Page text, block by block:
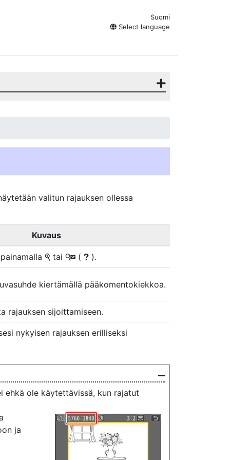
Suomi
Select language
valitun rajauksen ollessa
Kuvaus
X tai W ( Q ).
kiertämällä pääkomentokiekkoa.
rajauksen sijoittamiseen.
nykyisen rajauksen erilliseksi
ehkä ole käytettävissä, kun rajatut
ja